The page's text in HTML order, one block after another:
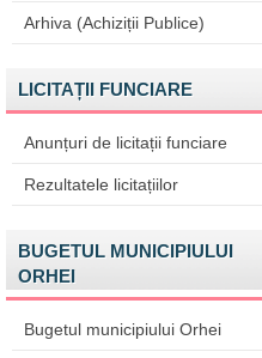
Arhiva (Achiziții Publice)
LICITAȚII FUNCIARE
Anunțuri de licitații funciare
Rezultatele licitațiilor
BUGETUL MUNICIPIULUI
ORHEI
Bugetul municipiului Orhei